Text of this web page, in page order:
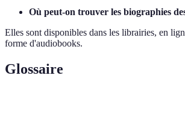
Où peut-on trouver les biographies
Elles sont disponibles dans les librairies, en
forme d'audiobooks.
Glossaire